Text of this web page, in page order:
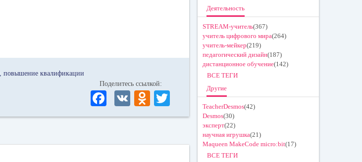
повышение квалификации
Поделитесь ссылкой:
Fa
ce
ok
V
K
O
dn
la
wi
r
Деятельность
STREAM-учитель(367)
учитель цифрового мира(264)
учитель-мейкер(219)
педагогический дизайн(187)
дистанционное обучение(142)
ВСЕ ТЕГИ
Другие
TeacherDesmos(42)
Desmos(30)
эксперт(22)
научная игрушка(21)
Maqueen MakeCode micro:bit(17)
ВСЕ ТЕГИ